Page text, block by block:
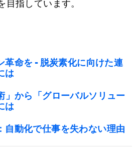
目指しています。
革命を - 脱炭素化に向けた連
は
」から「グローバルソリュー
は
自動化で仕事を失わない理由